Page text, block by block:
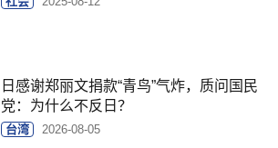
日感谢郑丽文捐款“青鸟”气炸，质问国民
党：为什么不反日？
台湾 2026-08-05